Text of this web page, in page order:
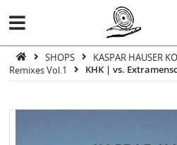
SHOPS KASPAR HAUSER
Remixes Vol.1
KHK | vs.